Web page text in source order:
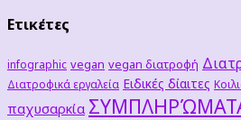
Ετικέτες
infographic vegan vegan διατροφή
Διατροφικά εργαλεία Ειδικές δίαιτες
παχυσαρκία